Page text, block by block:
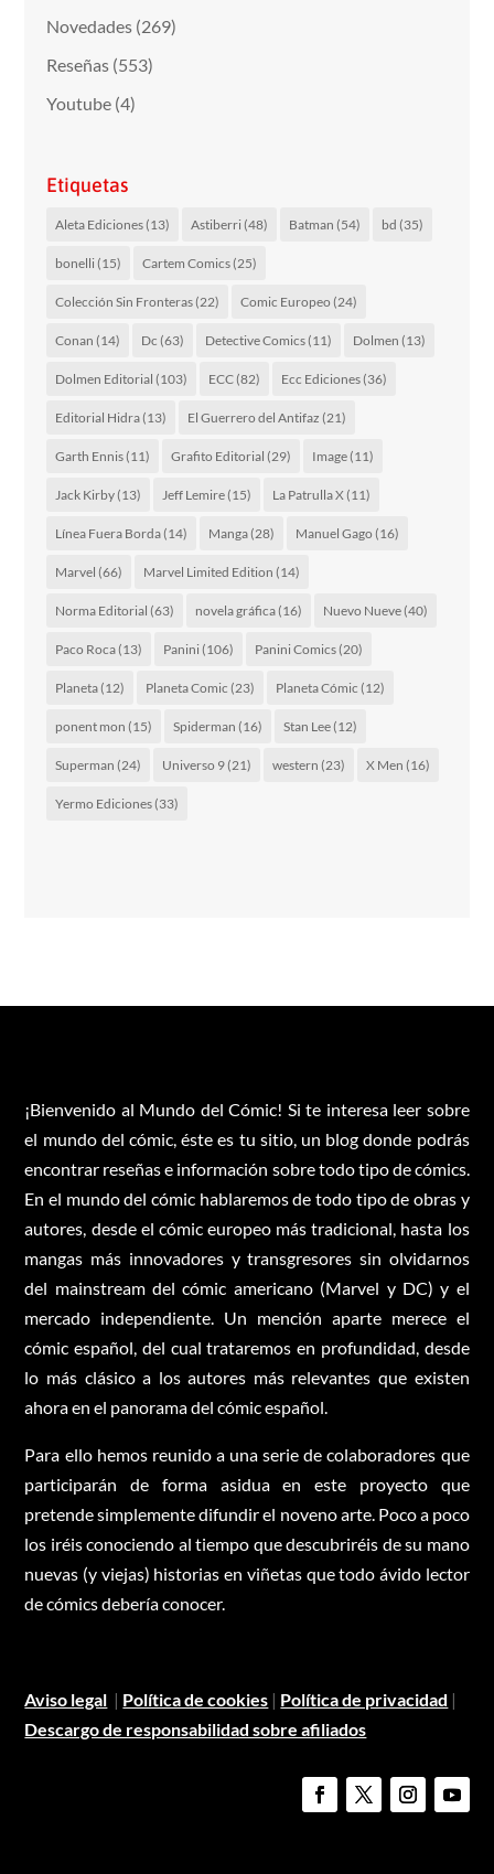
Novedades (269)
Reseñas (553)
Youtube (4)
Etiquetas
Aleta Ediciones(13) Astiberri(48) Batman (54) bd (35)
bonelli(15) Cartem Comics(25)
Colección Sin Fronteras(22) Comic Europeo (24)
Conan (14) Dc (63) Detective Comics(11) Dolmen (13)
Dolmen Editorial (103) ECC(82) Ecc Ediciones(36)
Editorial Hidra(13) El Guerrero del Antifaz (21)
Garth Ennis(11) Grafito Editorial (29) Image(11)
Jack Kirby(13) Jeff Lemire(15) La Patrulla X(11)
Línea Fuera Borda(14) Manga(28) Manuel Gago (16)
Marvel (66) Marvel Limited Edition (14)
Norma Editorial (63) novela gráfica(16) Nuevo Nueve(40)
Paco Roca(13) Panini(106) Panini Comics(20)
Planeta(12) Planeta Comic (23) Planeta Cómic (12)
ponent mon (15) Spiderman (16) Stan Lee(12)
Superman (24) Universo 9(21) western (23) X Men (16)
Yermo Ediciones(33)
¡Bienvenido al Mundo del Cómic! Si te interesa leer sobre
el mundo del cómic, éste es tu sitio, un blog donde podrás
encontrar reseñas e información sobre todo tipo de cómics.
En el mundo del cómic hablaremos de todo tipo de obras y
autores, desde el cómic europeo más tradicional, hasta los
mangas más innovadores y transgresores sin olvidarnos
del mainstream del cómic americano (Marvel y DC) y el
mercado independiente. Un mención aparte merece el
cómic español, del cual trataremos en profundidad, desde
lo más clásico a los autores más relevantes que existen
ahora en el panorama del cómic español.
Para ello hemos reunido a una serie de colaboradores que
participarán de forma asidua en este proyecto que
pretende simplemente difundir el noveno arte. Poco a poco
los iréis conociendo al tiempo que descubriréis de su mano
nuevas (y viejas) historias en viñetas que todo ávido lector
de cómics debería conocer.
Aviso legal | Política de cookies | Política de privacidad |
Descargo de responsabilidad sobre afiliados